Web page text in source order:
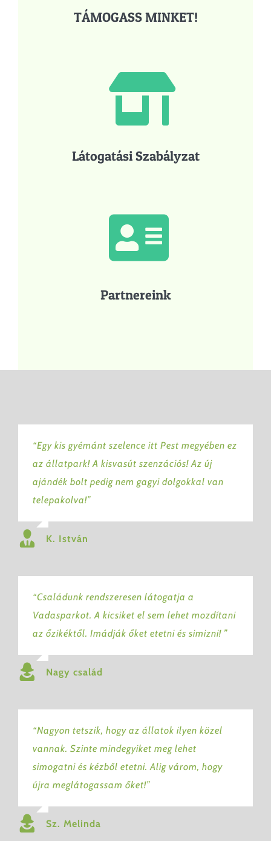
TÁMOGASS MINKET!
Látogatási Szabályzat
Partnereink
“Egy kis gyémánt szelence itt Pest megyében ez
az állatpark! A kisvasút szenzációs! Az új
ajándék bolt pedig nem gagyi dolgokkal van
telepakolva!”
K. István
“Családunk rendszeresen látogatja a
Vadasparkot. A kicsiket el sem lehet mozdítani
az őzikéktől. Imádják őket etetni és simizni! ”
Nagy család
“Nagyon tetszik, hogy az állatok ilyen közel
vannak. Szinte mindegyiket meg lehet
simogatni és kézből etetni. Alig várom, hogy
újra meglátogassam őket!”
Sz. Melinda